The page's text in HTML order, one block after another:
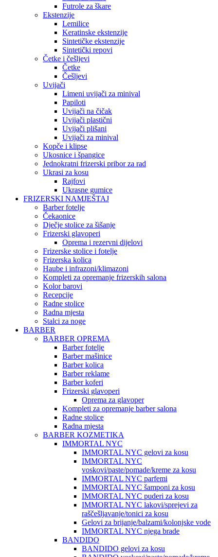
Futrole za škare
Ekstenzije
Lemilice
Keratinske ekstenzije
Sintetičke ekstenzije
Sintetički repovi
Četke i češljevi
Četke
Češljevi
Uvijači
Limeni uvijači za minival
Papiloti
Uvijači na čičak
Uvijači plastični
Uvijači plišani
Uvijači za minival
Kopče i klipse
Ukosnice i špangice
Jednokratni frizerski pribor za rad
Ukrasi za kosu
Rajfovi
Ukrasne gumice
FRIZERSKI NAMJEŠTAJ
Barber fotelje
Čekaonice
Dječje stolice za šišanje
Frizerski glavoperi
Oprema i rezervni dijelovi
Frizerske stolice i fotelje
Frizerska kolica
Haube i infrazoni/klimazoni
Kompleti za opremanje frizerskih salona
Kolor barovi
Recepcije
Radne stolice
Radna mjesta
Stalci za noge
BARBER
BARBER OPREMA
Barber fotelje
Barber mašinice
Barber kolica
Barber reklame
Barber koferi
Frizerski glavoperi
Oprema za glavoper
Kompleti za opremanje barber salona
Radne stolice
Radna mjesta
BARBER KOZMETIKA
IMMORTAL NYC
IMMORTAL NYC gelovi za kosu
IMMORTAL NYC
voskovi/paste/pomade/kreme za kosu
IMMORTAL NYC parfemi
IMMORTAL NYC šamponi za kosu
IMMORTAL NYC puderi za kosu
IMMORTAL NYC lakovi/sprejevi za
raščešljavanje/tonici za kosu
Gelovi za brijanje/balzami/kolonjske vode
IMMORTAL NYC njega brade
BANDIDO
BANDIDO gelovi za kosu